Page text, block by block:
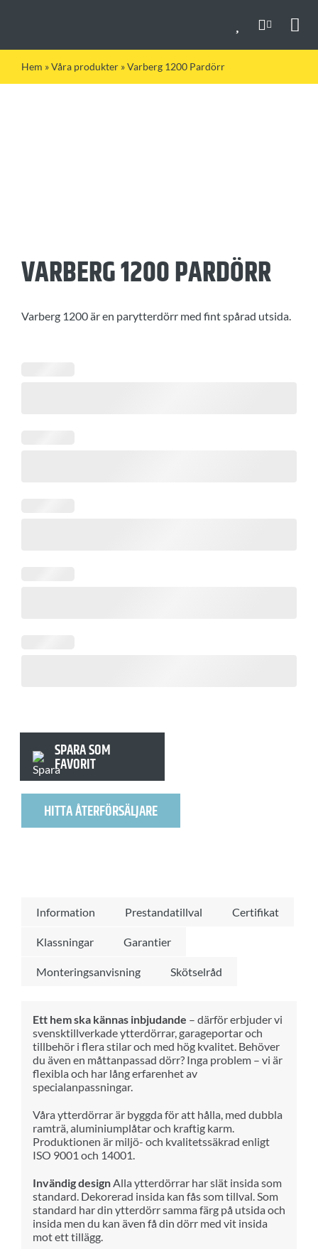
Hem »Våra produkter »Varberg 1200 Pardörr
VARBERG 1200 PARDÖRR
Varberg 1200 är en parytterdörr med fint spårad utsida.
SPARA SOM
FAVORIT
HITTA ÅTERFÖRSÄLJARE
Information Prestandatillval Certifikat
Klassningar Garantier
Monteringsanvisning Skötselråd
Ett hem ska kännas inbjudande – därför erbjuder vi
svensktillverkade ytterdörrar, garageportar och
tillbehör i flera stilar och med hög kvalitet. Behöver
du även en måttanpassad dörr? Inga problem – vi är
flexibla och har lång erfarenhet av
specialanpassningar.
Våra ytterdörrar är byggda för att hålla, med dubbla
ramträ, aluminiumplåtar och kraftig karm.
Produktionen är miljö- och kvalitetssäkrad enligt
ISO 9001 och 14001.
Invändig designAlla ytterdörrar har slät insida som
standard. Dekorerad insida kan fås som tillval. Som
standard har din ytterdörr samma färg på utsida och
insida men du kan även få din dörr med vit insida
mot ett tillägg.